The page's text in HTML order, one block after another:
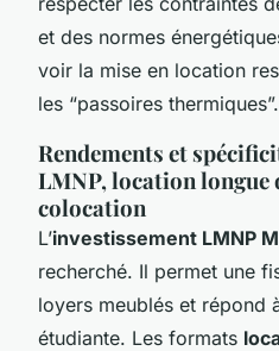
et des normes
voir la mise en location
les “passoires thermiques”.
Rendements et
LMNP, location longue
colocation
L’investissement LMNP
recherché. Il permet une
loyers meublés et répond
étudiante. Les formats